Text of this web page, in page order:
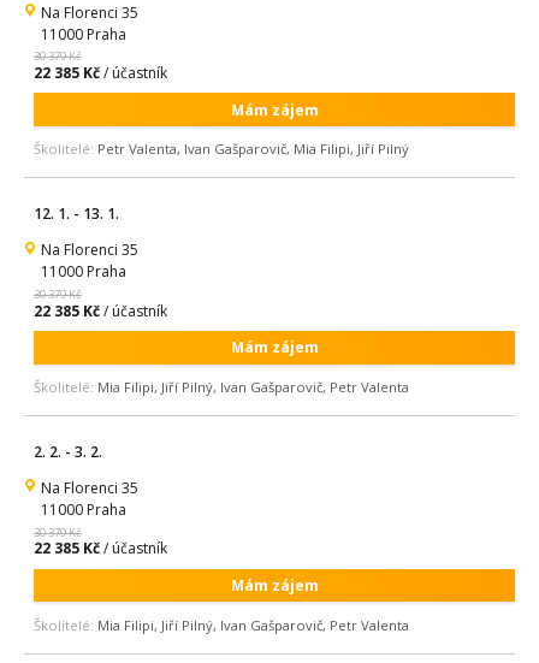
Na Florenci 35
11000 Praha
30 379 Kč
22 385 Kč/ účastník
Mám zájem
Školitelé: Petr Valenta, Ivan Gašparovič, Mia Filipi, Jiří Pilný
12. 1. - 13. 1.
Na Florenci 35
11000 Praha
30 379 Kč
22 385 Kč/ účastník
Mám zájem
Školitelé: Mia Filipi, Jiří Pilný, Ivan Gašparovič, Petr Valenta
2. 2. - 3. 2.
Na Florenci 35
11000 Praha
30 379 Kč
22 385 Kč/ účastník
Mám zájem
Školitelé: Mia Filipi, Jiří Pilný, Ivan Gašparovič, Petr Valenta